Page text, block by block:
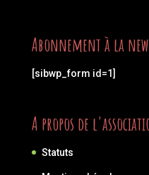
Abonnement à la
[sibwp_form id=1]
A propos de
Statuts